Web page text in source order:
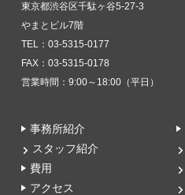
東京都渋谷区千駄ヶ谷5-27-3
やまとビル7階
TEL：03-5315-0177
FAX：03-5315-0178
営業時間：9:00～18:00（平日）
事務所紹介
スタッフ紹介
費用
アクセス